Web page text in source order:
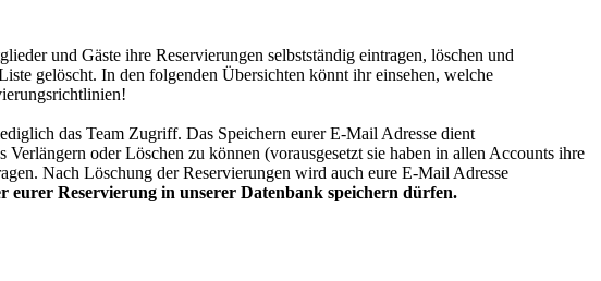
Moderatoren!
01.12.2023:
Außerdem haben wir unserenPostmarathonin die zweite Runde
geschickt.
01.11.2023:Es findet unser ersterPostmarathonstatt. Wir wünschen
und Gäste ihre Reservierungen selbstständig eintragen, löschen und
gelöscht. In den folgenden Übersichten könnt ihr einsehen, welche
das Team Zugriff. Das Speichern eurer E-Mail Adresse dient
oder Löschen zu können (vorausgesetzt sie haben in allen Accounts ihre
Nach Löschung der Reservierungen wird auch eure E-Mail Adresse
eurer Reservierung in unserer Datenbank speichern dürfen.